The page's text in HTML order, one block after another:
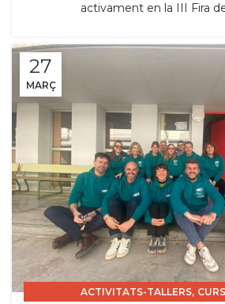
activament en la III Fira
27
MARÇ
ACTIVITATS-TALLERS,